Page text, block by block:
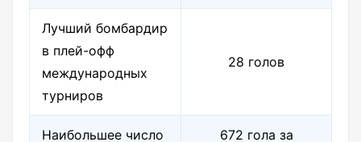
Лучший бомбардир
в плей-офф
международных
турниров
28 голов
Наибольшее число
672 гола за